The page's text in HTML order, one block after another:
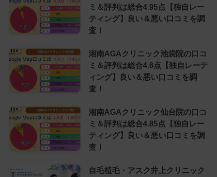
ミ＆評判は総合4.95点【独自レー
ティング】良い＆悪い口コミを調
査！
湘南AGAクリニック池袋院の口コ
ミ＆評判は総合4.6点【独自レーテ
ィング】良い＆悪い口コミを調
査！
湘南AGAクリニック仙台院の口コ
ミ＆評判は総合4.85点【独自レー
ティング】良い＆悪い口コミを調
査！
自毛植毛・アスク井上クリニック